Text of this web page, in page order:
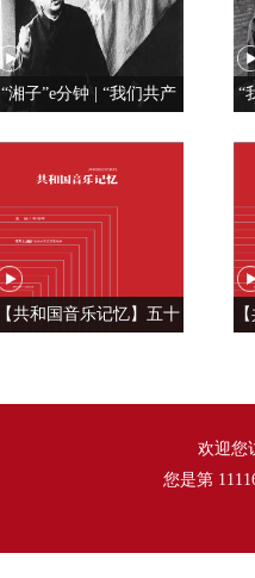
“湘子”e分钟 | “我们共产
“
【共和国音乐记忆】五十
欢迎您
您是第